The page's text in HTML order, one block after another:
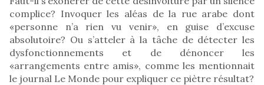
complice? Invoquer les aléas de la rue arabe dont
«personne n’a rien vu venir», en guise d’excuse
absolutoire? Ou s’atteler à la tâche de détecter les
dysfonctionnements et de dénoncer les
«arrangements entre amis», comme les mentionnait
le journal Le Monde pour expliquer ce piètre résultat?